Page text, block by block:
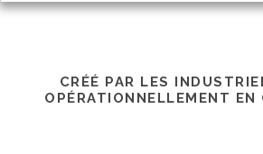
CRÉÉ PAR LES
OPÉRATIONNELLEMENT